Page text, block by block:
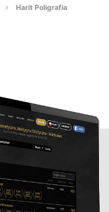
Harit Poligrafia